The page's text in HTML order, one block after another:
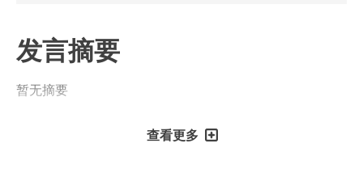
发言摘要
暂无摘要
查看更多